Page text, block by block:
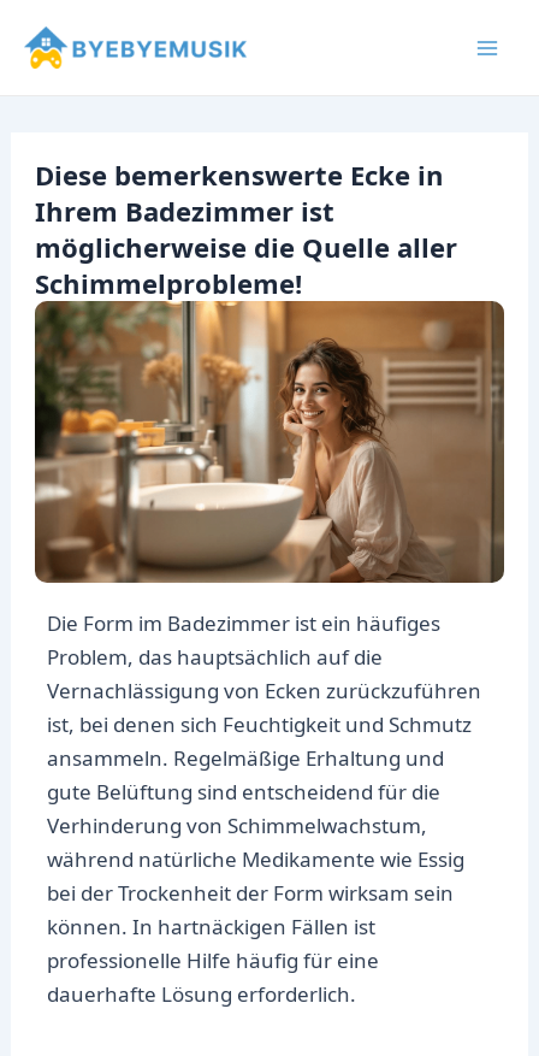
Inhalt
Diese bemerkenswerte Ecke in
Ihrem Badezimmer ist
möglicherweise die Quelle aller
Schimmelprobleme!
Die Form im Badezimmer ist ein häufiges
Problem, das hauptsächlich auf die
Vernachlässigung von Ecken zurückzuführen
ist, bei denen sich Feuchtigkeit und Schmutz
ansammeln. Regelmäßige Erhaltung und
gute Belüftung sind entscheidend für die
Verhinderung von Schimmelwachstum,
während natürliche Medikamente wie Essig
bei der Trockenheit der Form wirksam sein
können. In hartnäckigen Fällen ist
professionelle Hilfe häufig für eine
dauerhafte Lösung erforderlich.